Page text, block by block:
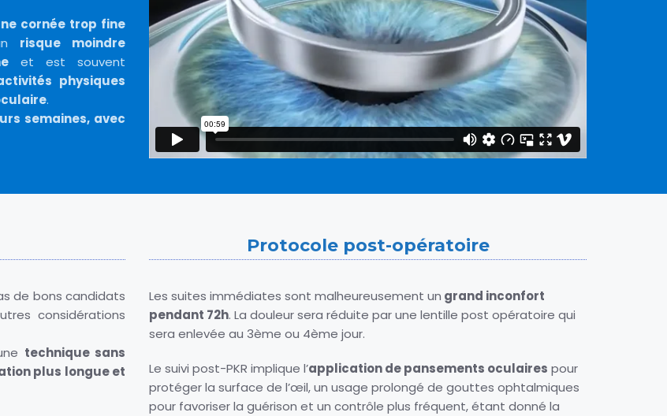
cornée trop fine
risque moindre
et est souvent
physiques
.
semaines, avec
de bons candidats
considérations
technique sans
plus longue et
Protocole post-opératoire
Les suites immédiates sont malheureusement un grand inconfort
pendant 72h. La douleur sera réduite par une lentille post opératoire qui
sera enlevée au 3ème ou 4ème jour.
Le suivi post-PKR implique l’application de pansements oculaires pour
protéger la surface de l’œil, un usage prolongé de gouttes ophtalmiques
pour favoriser la guérison et un contrôle plus fréquent, étant donné la